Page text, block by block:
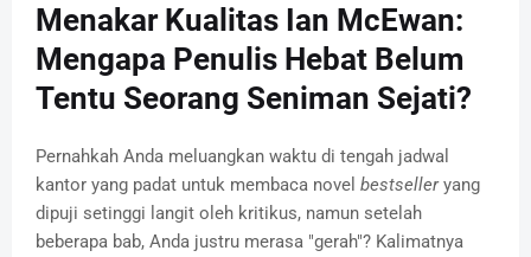
Menakar Kualitas Ian McEwan:
Mengapa Penulis Hebat Belum
Tentu Seorang Seniman Sejati?
Pernahkah Anda meluangkan waktu di tengah jadwal
kantor yang padat untuk membaca novel bestselleryang
dipuji setinggi langit oleh kritikus, namun setelah
beberapa bab, Anda justru merasa "gerah"? Kalimatnya